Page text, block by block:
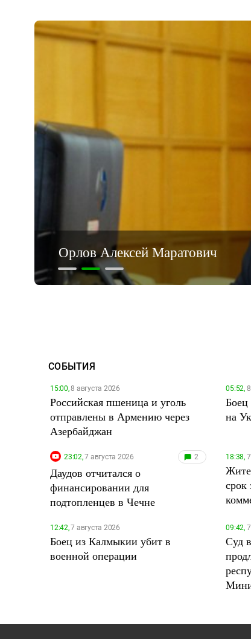
Трапезников Дмитрий
СОБЫТИЯ
15:00,8 августа 2026
Российская пшеница и уголь
отправлены в Армению через
Азербайджан
05:52,8
Боец
на
23:02,7 августа 2026 2
Даудов отчитался о
финансировании для
подтопленцев в Чечне
18:38,7
срок
12:42,7 августа 2026
Боец из Калмыкии убит в
военной операции
09:42,7
Суд